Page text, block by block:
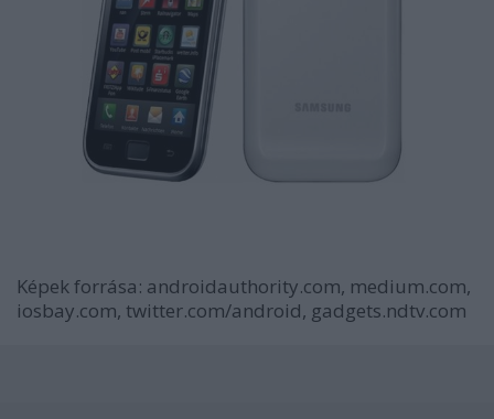
Képek forrása: androidauthority.com, medium.com,
iosbay.com, twitter.com/android, gadgets.ndtv.com